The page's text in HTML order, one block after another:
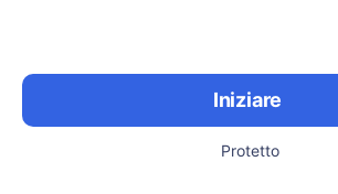
Iniziare
Protetto